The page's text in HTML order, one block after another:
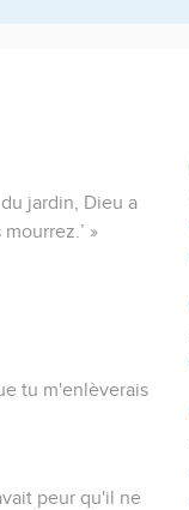
jardin, Dieu a
»
tu m'enlèverais
peur qu'il ne